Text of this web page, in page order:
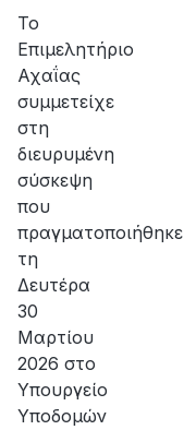
Το
Επιμελητήριο
Αχαΐας
συμμετείχε
στη
διευρυμένη
σύσκεψη
που
πραγματοποιήθηκε
τη
Δευτέρα
30
Μαρτίου
2026 στο
Υπουργείο
Υποδομών